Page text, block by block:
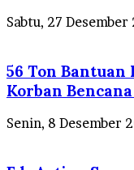
Sabtu, 27 Desember
56 Ton
Korban
Senin, 8 Desember